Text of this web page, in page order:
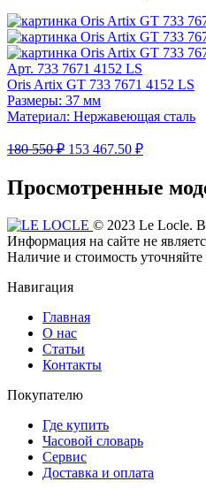
Арт. 733 7671 4152 LS
Oris Artix GT 733 7671 4152 LS
Размеры: 37 мм
Материал: Нержавеющая сталь
180 550 ₽ 153 467.50 ₽
Просмотренные
© 2023 Le Locle.
Информация на сайте не
Наличие и стоимость уточняйте
Навигация
Главная
О нас
Статьи
Контакты
Покупателю
Где купить
Часовой словарь
Сервис
Доставка и оплата